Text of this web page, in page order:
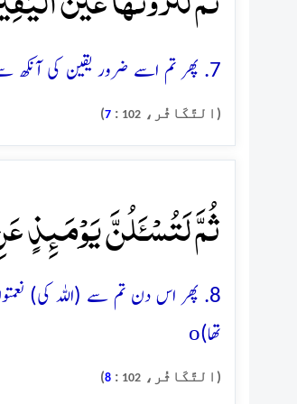
7. پھر تم اسے ضرور یقین کی آنکھ سے دیکھ لو گے
(التَّکَاثُر، 102
:
7
)
ثُمَّ لَتُسۡـَٔلُنَّ یَوۡمَئِذٍ عَنِ
8. پھر اس دن تم سے (اللہ کی)
تھا)o
(التَّکَاثُر، 102
:
8
)